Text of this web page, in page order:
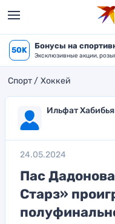
50K Бонусы на
Эксклюзивные акции,
Спорт Хоккей
Ильфат
24.05.2024
Пас
Старз»